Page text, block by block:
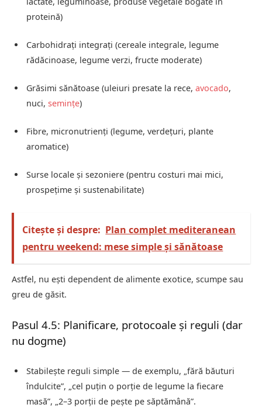
proteină)
Carbohidrați integrați (cereale integrale, legume
rădăcinoase, legume verzi, fructe moderate)
Grăsimi sănătoase (uleiuri presate la rece, avocado,
nuci, semințe)
Fibre, micronutrienți (legume, verdețuri, plante
aromatice)
Surse locale și sezoniere (pentru costuri mai mici,
prospețime și sustenabilitate)
Citește și despre: Plan complet mediteranean
pentru weekend: mese simple și sănătoase
Astfel, nu ești dependent de alimente exotice, scumpe sau
greu de găsit.
Pasul 4.5: Planificare, protocoale și reguli (dar
nu dogme)
Stabilește reguli simple — de exemplu, „fără băuturi
îndulcite”, „cel puțin o porție de legume la fiecare
masă”, „2–3 porții de pește pe săptămână”.